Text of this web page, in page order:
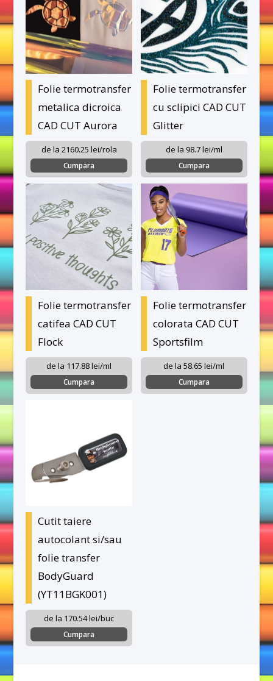
Folie termotransfer
metalica dicroica
CAD CUT Aurora
de la 2160.25 lei/rola
Cumpara
Folie termotransfer
cu sclipici CAD CUT
Glitter
de la 98.7 lei/ml
Cumpara
Folie termotransfer
catifea CAD CUT
Flock
de la 117.88 lei/ml
Cumpara
Folie termotransfer
colorata CAD CUT
Sportsfilm
de la 58.65 lei/ml
Cumpara
Cutit taiere
autocolant si/sau
folie transfer
BodyGuard
(YT11BGK001)
de la 170.54 lei/buc
Cumpara